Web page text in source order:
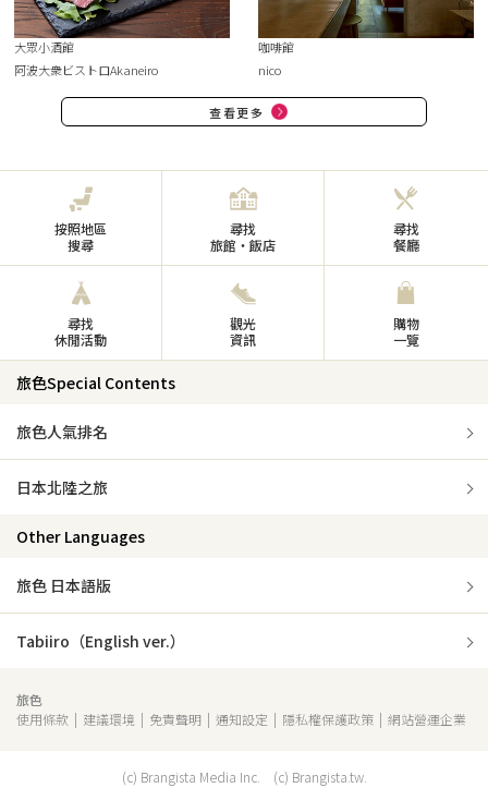
大眾小酒館
阿波大衆ビストロAkaneiro
咖啡館
nico
查看更多
按照地區
搜尋
尋找
旅館・飯店
尋找
餐廳
尋找
休閒活動
觀光
資訊
購物
一覽
旅色Special Contents
旅色人氣排名
日本北陸之旅
Other Languages
旅色 日本語版
Tabiiro（English ver.）
旅色
使用條款
建議環境 免責聲明 通知設定 隱私權保護政策 網站營運企業
(c) Brangista Media Inc. (c) Brangista.tw.